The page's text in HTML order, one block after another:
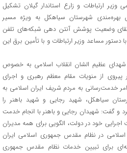
ارتباطات و زارع استاندار گیلان تشکیل
شهرستان سیاهکل به ویژه مسیر
وضعیت پوشش آنتن دهی شبکه‌های تلفن
دستور مساعد وزیر ارتباطات و با تأمین برق این
عظیم الشان انقلاب اسلامی به خصوص
پیروی از منویات مقام معظم رهبری و اجرای
خدمت‌رسانی به مردم شریف ایران اسلامی به
سیاهکل، شهید رجایی و شهید باهنر را
گفت: شهیدان رجایی و باهنر با انجام خدمت‌
اجرایی خود در دولت، الگویی برای همه مدیران
در نظام مقدس جمهوری اسلامی ایران
برای تبیین خدمات نظام مقدس جمهوری